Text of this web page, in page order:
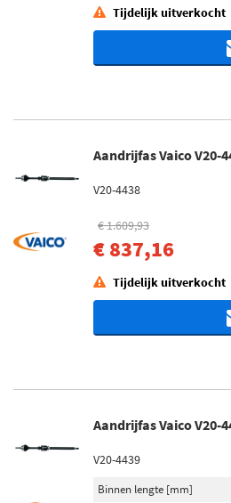
Tijdelijk uitverkocht
Aandrijfas Vaico V20-
V20-4438
€ 1.609,93
€ 837,16
Tijdelijk uitverkocht
Aandrijfas Vaico V20-
V20-4439
Binnen lengte [mm]